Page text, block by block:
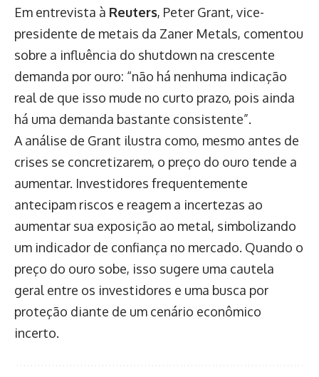
Em entrevista à Reuters, Peter Grant, vice-
presidente de metais da Zaner Metals, comentou
sobre a influência do shutdown na crescente
demanda por ouro: “não há nenhuma indicação
real de que isso mude no curto prazo, pois ainda
há uma demanda bastante consistente”.
A análise de Grant ilustra como, mesmo antes de
crises se concretizarem, o preço do ouro tende a
aumentar. Investidores frequentemente
antecipam riscos e reagem a incertezas ao
aumentar sua exposição ao metal, simbolizando
um indicador de confiança no mercado. Quando o
preço do ouro sobe, isso sugere uma cautela
geral entre os investidores e uma busca por
proteção diante de um cenário econômico
incerto.